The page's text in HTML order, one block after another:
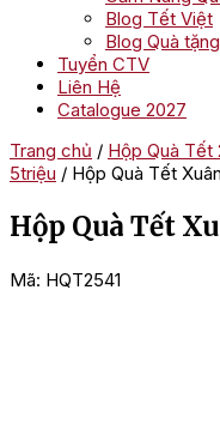
Blog Tết Việt
Blog Quà tặng
Tuyển CTV
Liên Hệ
Catalogue 2027
Trang chủ / Hộp Quà Tết
5triệu / Hộp Quà Tết
Hộp Quà Tết
Mã: HQT2541